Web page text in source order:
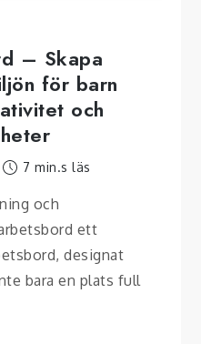
– Skapa
för barn
och
7 min.s läs
och
ett
designat
bara en plats full